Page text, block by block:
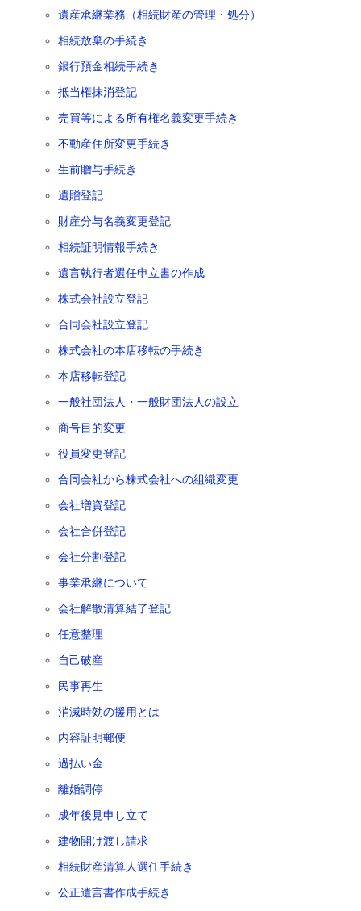
遺産承継業務（相続財産の管理・処分）
相続放棄の手続き
銀行預金相続手続き
抵当権抹消登記
売買等による所有権名義変更手続き
不動産住所変更手続き
生前贈与手続き
遺贈登記
財産分与名義変更登記
相続証明情報手続き
遺言執行者選任申立書の作成
株式会社設立登記
合同会社設立登記
株式会社の本店移転の手続き
本店移転登記
一般社団法人・一般財団法人の設立
商号目的変更
役員変更登記
合同会社から株式会社への組織変更
会社増資登記
会社合併登記
会社分割登記
事業承継について
会社解散清算結了登記
任意整理
自己破産
民事再生
消滅時効の援用とは
内容証明郵便
過払い金
離婚調停
成年後見申し立て
建物開け渡し請求
相続財産清算人選任手続き
公正遺言書作成手続き